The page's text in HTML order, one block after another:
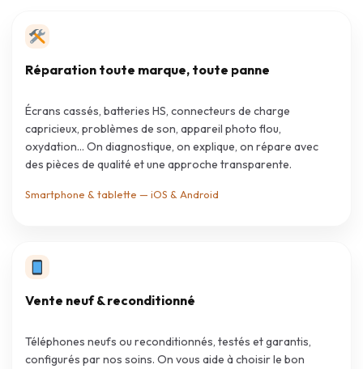
Réparation toute marque, toute panne
Écrans cassés, batteries HS, connecteurs de charge
capricieux, problèmes de son, appareil photo flou,
oxydation… On diagnostique, on explique, on répare avec
des pièces de qualité et une approche transparente.
Smartphone & tablette — iOS & Android
Vente neuf & reconditionné
Téléphones neufs ou reconditionnés, testés et garantis,
configurés par nos soins. On vous aide à choisir le bon